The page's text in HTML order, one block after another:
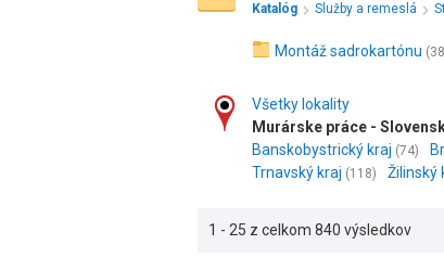
Katalóg
Služby a remeslá
Montáž sadrokartónu
Všetky lokality
Murárske práce -
Banskobystrický kraj (74)
Trnavský kraj (118) Žilinský
1 - 25 z celkom 840 výsledkov